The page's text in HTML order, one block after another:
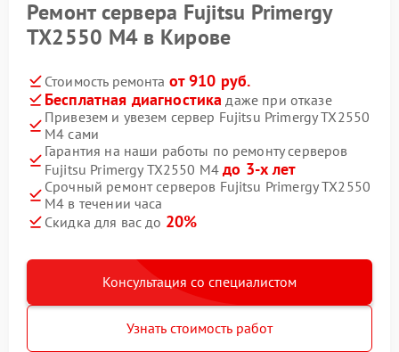
Ремонт сервера Fujitsu Primergy
TX2550 M4 в Кирове
Стоимость ремонта от 910 руб.
Бесплатная диагностика даже при отказе
Привезем и увезем сервер Fujitsu Primergy TX2550
M4 сами
Гарантия на наши работы по ремонту серверов
Fujitsu Primergy TX2550 M4до 3-х лет
Срочный ремонт серверов Fujitsu Primergy TX2550
M4 в течении часа
Скидка для вас до 20%
Консультация со специалистом
Узнать стоимость работ